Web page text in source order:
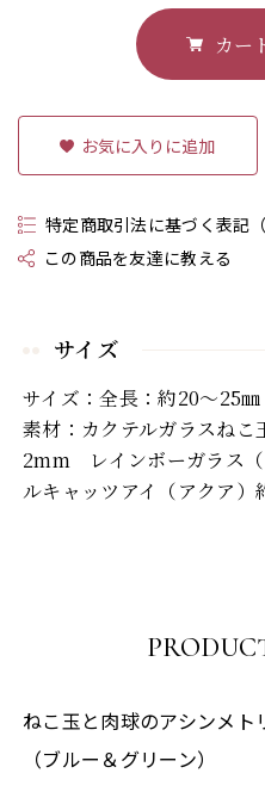
カー
特定商取引法に基づく表記（
この商品を友達に教える
サイズ
サイズ：全長：約20～25㎜
素材：カクテルガラスねこ
2mm レインボーガラス
ルキャッツアイ（アクア
ねこ玉と肉球のアシンメ
（ブルー＆グリーン）